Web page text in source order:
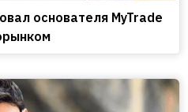
основателя MyTrade